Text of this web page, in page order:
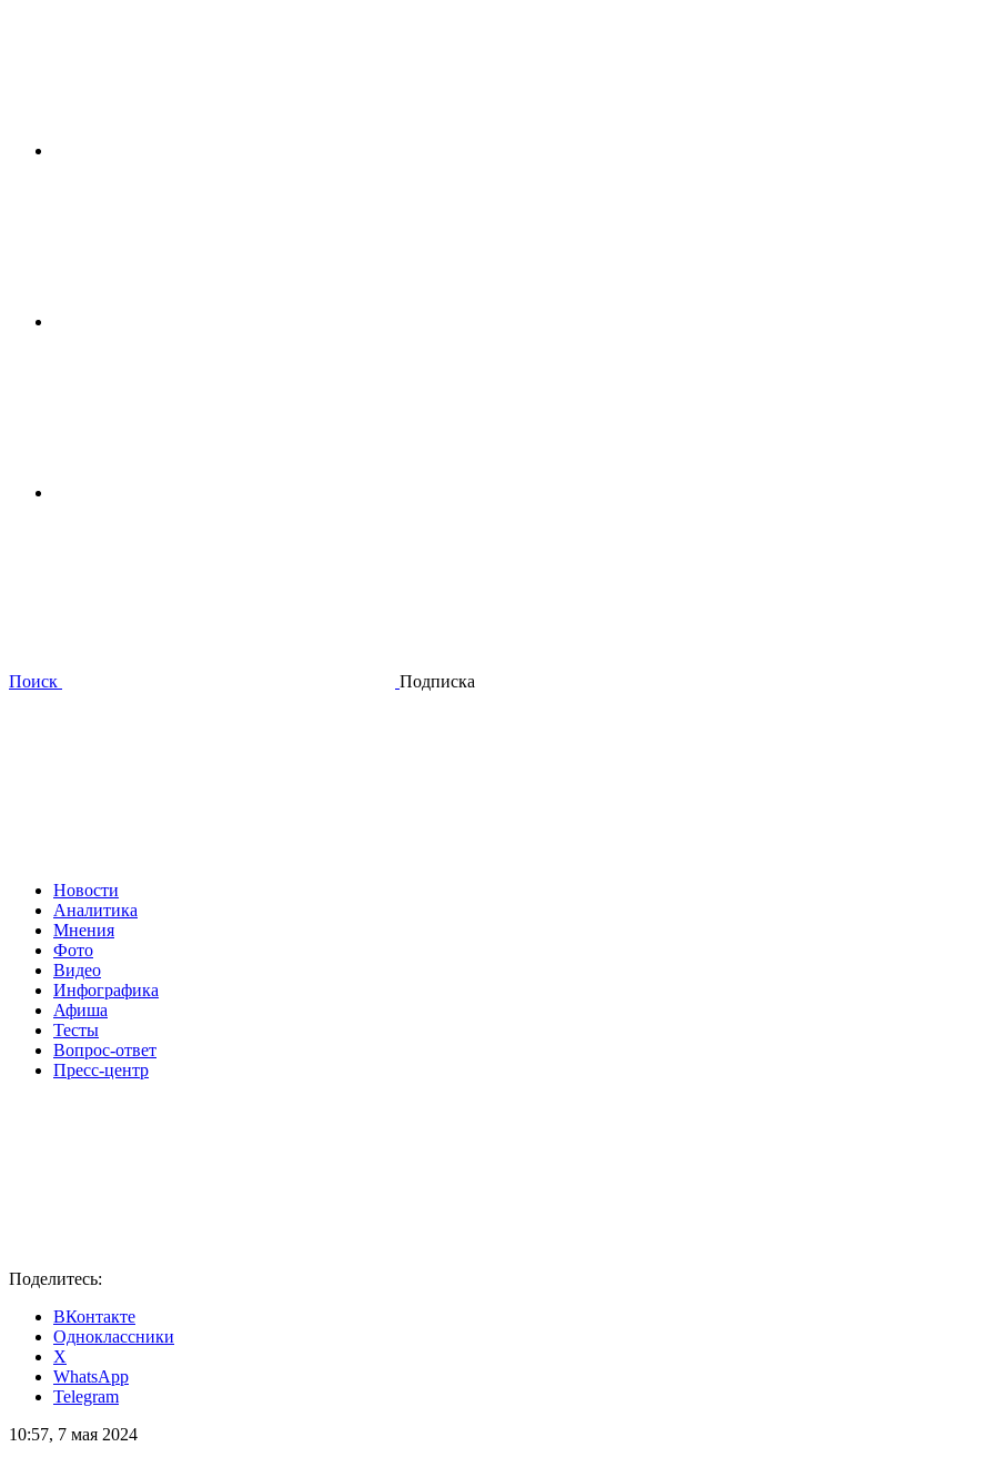
Поиск Подписка
Новости
Аналитика
Мнения
Фото
Видео
Инфографика
Афиша
Тесты
Вопрос-ответ
Пресс-центр
Поделитесь:
ВКонтакте
Одноклассники
X
WhatsApp
Telegram
10:57, 7 мая 2024